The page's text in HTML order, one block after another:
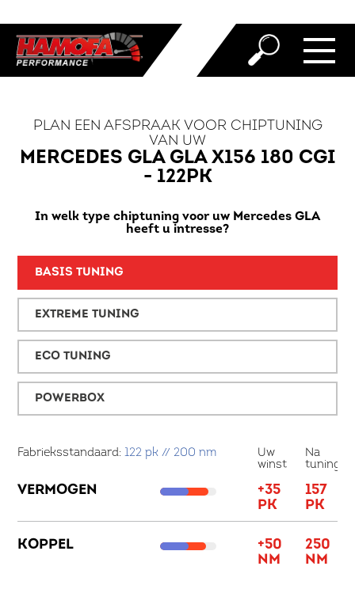
PLAN EEN AFSPRAAK VOOR CHIPTUNING
VAN UW
MERCEDES GLA GLA X156 180 CGI
- 122PK
In welk type chiptuning voor uw Mercedes GLA
heeft u intresse?
BASIS TUNING
EXTREME TUNING
ECO TUNING
POWERBOX
Fabrieksstandaard:122 pk // 200 nm
Uw
winst
Na
tuning
VERMOGEN
+35
PK
157
PK
KOPPEL
+50
NM
250
NM